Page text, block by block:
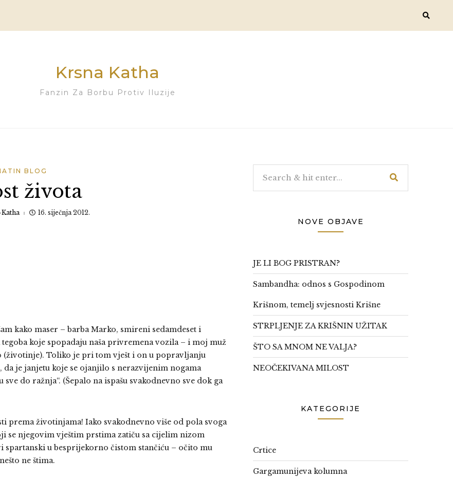
Krsna Katha
Fanzin Za Borbu Protiv Iluzije
BLOG
života
16. siječnja 2012.
kako maser – barba Marko, smireni sedamdeset i
koje spopadaju naša privremena vozila – i moj muž
Toliko je pri tom vješt i on u popravljanju
je janjetu koje se ojanjilo s nerazvijenim nogama
do ražnja“. (Šepalo na ispašu svakodnevno sve dok ga
prema životinjama! Iako svakodnevno više od pola svoga
se njegovim vještim prstima zatiču sa cijelim nizom
spartanski u besprijekorno čistom stančiću – očito mu
ne štima.
NOVE OBJAVE
JE LI BOG PRISTRAN?
Sambandha: odnos s Gospodinom
Krišnom, temelj svjesnosti Krišne
STRPLJENJE ZA KRIŠNIN UŽITAK
ŠTO SA MNOM NE VALJA?
NEOČEKIVANA MILOST
KATEGORIJE
Crtice
Gargamunijeva kolumna